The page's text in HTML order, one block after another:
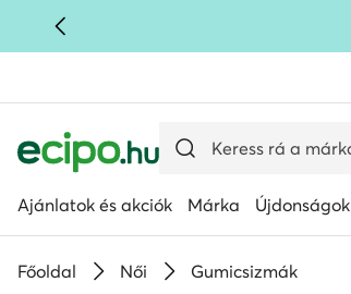
UGRÁS A FŐ TARTALOMRA
Ajánlatok és akciók Márka Újdonságok
Főoldal Női Gumicsizmák